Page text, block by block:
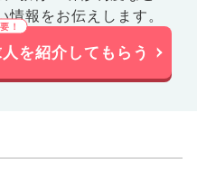
報をお伝えします。
を紹介してもらう